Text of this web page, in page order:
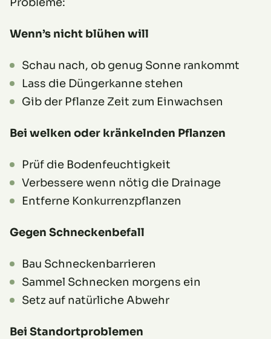
Wenn’s nicht blühen will
Schau nach, ob genug Sonne rankommt
Lass die Düngerkanne stehen
Gib der Pflanze Zeit zum Einwachsen
Bei welken oder kränkelnden Pflanzen
Prüf die Bodenfeuchtigkeit
Verbessere wenn nötig die Drainage
Entferne Konkurrenzpflanzen
Gegen Schneckenbefall
Bau Schneckenbarrieren
Sammel Schnecken morgens ein
Setz auf natürliche Abwehr
Bei Standortproblemen